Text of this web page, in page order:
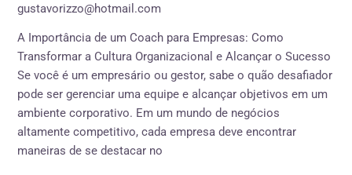
gustavorizzo@hotmail.com
A Importância de um Coach para Empresas: Como
Transformar a Cultura Organizacional e Alcançar o Sucesso
Se você é um empresário ou gestor, sabe o quão desafiador
pode ser gerenciar uma equipe e alcançar objetivos em um
ambiente corporativo. Em um mundo de negócios
altamente competitivo, cada empresa deve encontrar
maneiras de se destacar no
Transformar
Cultura
Alcançar